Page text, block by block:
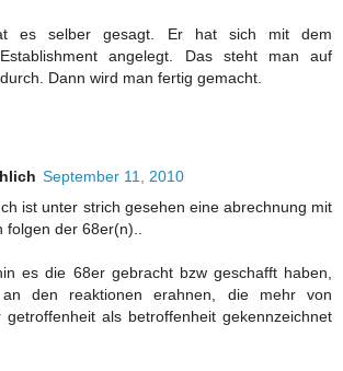
es selber gesagt. Er hat sich mit dem
angelegt. Das steht man auf
Dann wird man fertig gemacht.
September 11, 2010
ist unter strich gesehen eine abrechnung mit
der 68er(n)..
es die 68er gebracht bzw geschafft haben,
den reaktionen erahnen, die mehr von
getroffenheit als betroffenheit gekennzeichnet